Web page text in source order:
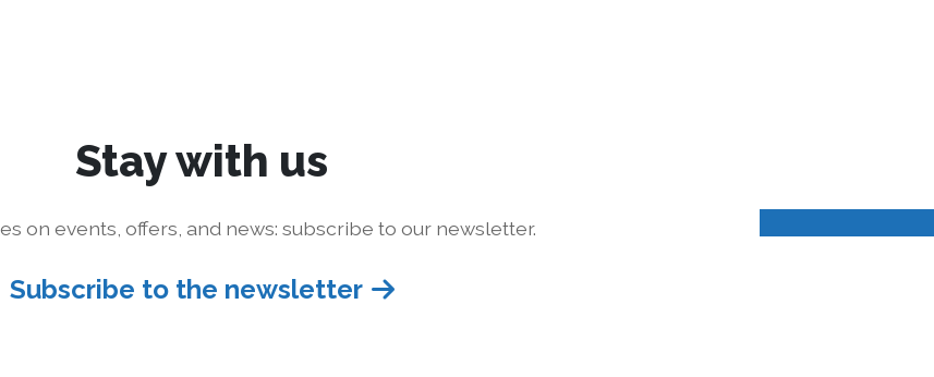
Stay with us
on events, offers, and news: subscribe to our newsletter.
Subscribe to the newsletter